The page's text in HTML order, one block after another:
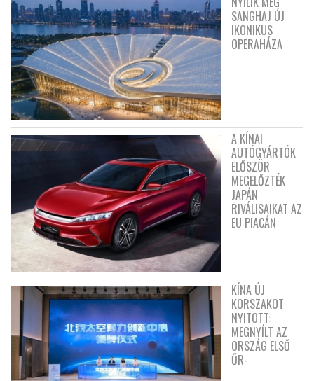
SANGHAJ ÚJ
IKONIKUS
OPERAHÁZA
A KÍNAI
AUTÓGYÁRTÓK
ELŐSZÖR
MEGELŐZTÉK
JAPÁN
RIVÁLISAIKAT AZ
EU PIACÁN
KÍNA ÚJ
KORSZAKOT
NYITOTT:
MEGNYÍLT AZ
ORSZÁG ELSŐ
ŰR-